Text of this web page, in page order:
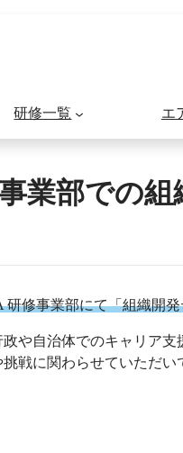
研修一覧 エ
業部での
修事業部にて「組織開
や自治体でのキャリア
戦に関わらせていただい